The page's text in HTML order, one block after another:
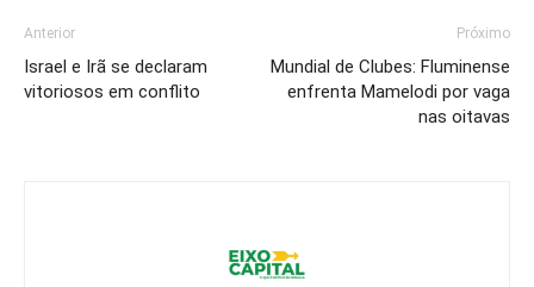
Anterior
Israel e Irã se declaram
vitoriosos em conflito
Próximo
Mundial de Clubes: Fluminense
enfrenta Mamelodi por vaga
nas oitavas